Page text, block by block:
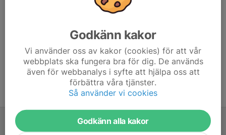
Emmy Holmström 17 nov 2025
annan som kan ta det passet?
Mvh Emmy
Tidigare nyheter
Sekretariatschema 25/26
Godkänn kakor
Vi använder oss av kakor (cookies) för att vår
webbplats ska fungera bra för dig. De används
även för webbanalys i syfte att hjälpa oss att
förbättra våra tjänster.
Så använder vi cookies
Godkänn alla kakor